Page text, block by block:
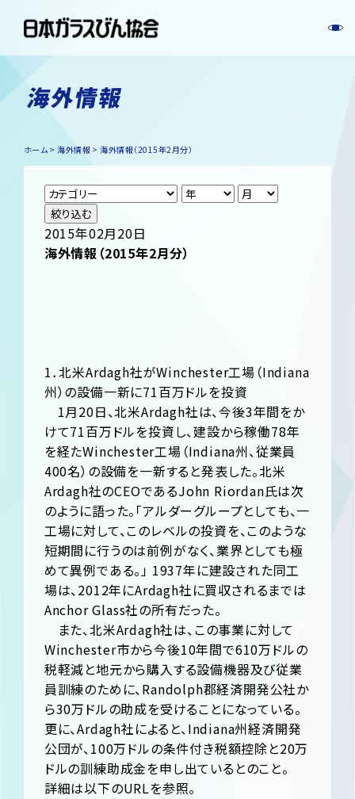
海外情報
ホーム 海外情報 海外情報（2015年2月分）
絞り込む
2015年02月20日
海外情報（2015年2月分）
1．北米Ardagh社がWinchester工場（Indiana
州）の設備一新に71百万ドルを投資
1月20日、北米Ardagh社は、今後3年間をか
けて71百万ドルを投資し、建設から稼働78年
を経たWinchester工場（Indiana州、従業員
400名）の設備を一新すると発表した。北米
Ardagh社のCEOであるJohn Riordan氏は次
のように語った。「アルダーグループとしても、一
工場に対して、このレベルの投資を、このような
短期間に行うのは前例がなく、業界としても極
めて異例である。」 1937年に建設された同工
場は、2012年にArdagh社に買収されるまでは
Anchor Glass社の所有だった。
また、北米Ardagh社は、この事業に対して
Winchester市から今後10年間で610万ドルの
税軽減と地元から購入する設備機器及び従業
員訓練のために、Randolph郡経済開発公社か
ら30万ドルの助成を受けることになっている。
更に、Ardagh社によると、Indiana州経済開発
公団が、100万ドルの条件付き税額控除と20万
ドルの訓練助成金を申し出ているとのこと。
詳細は以下のURLを参照。